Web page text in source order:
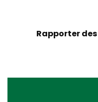
Rapporter